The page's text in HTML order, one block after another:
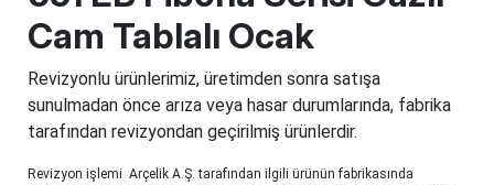
Cam Tablalı Ocak
Revizyonlu ürünlerimiz, üretimden sonra satışa
sunulmadan önce arıza veya hasar durumlarında, fabrika
tarafından revizyondan geçirilmiş ürünlerdir.
Revizyon işlemi Arçelik A.Ş. tarafından ilgili ürünün fabrikasında